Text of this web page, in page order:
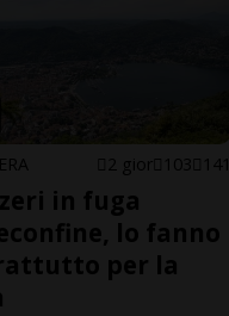
2 gior 103 141
in fuga
lo fanno
per la